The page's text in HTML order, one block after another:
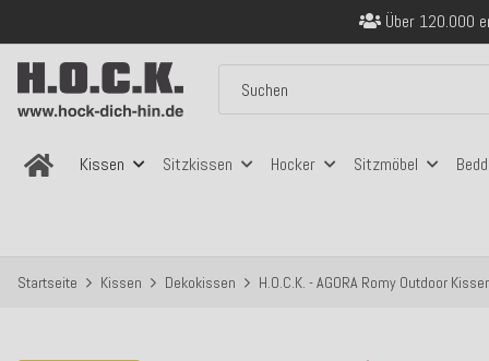
Sicher
Kostenloser Versand
Kissen
Sitzkissen Hocker Sitzmöbel
Startseite Kissen Dekokissen H.O.C.K. - AGORA Romy Outdoor